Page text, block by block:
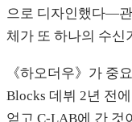
으로 디자인했다—
체가 또 하나의 수신
《하오더우》가 중
Blocks 데뷔 2년 전
얻고 C-LAB에 간 것